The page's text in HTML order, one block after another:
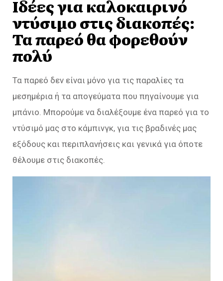
Ιδέες για καλοκαιρινό
ντύσιμο στις διακοπές:
Τα παρεό θα φορεθούν
πολύ
Τα παρεό δεν είναι μόνο για τις παραλίες τα
μεσημέρια ή τα απογεύματα που πηγαίνουμε για
μπάνιο. Μπορούμε να διαλέξουμε ένα παρεό για το
ντύσιμό μας στο κάμπινγκ, για τις βραδινές μας
εξόδους και περιπλανήσεις και γενικά για όποτε
θέλουμε στις διακοπές.